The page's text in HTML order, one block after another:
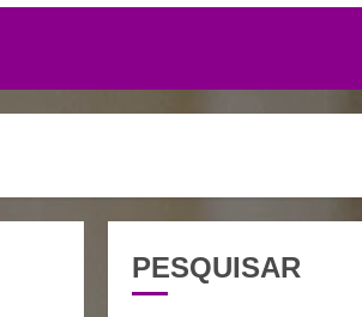
PESQUISAR